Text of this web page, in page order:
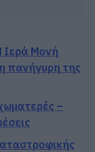
Ιερά Μονή
πανήγυρη της
–